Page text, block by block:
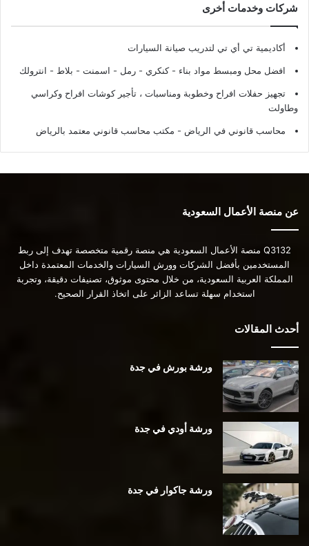
شركات وخدمات أخرى
أكاديمية تي أي تي لتدريب صيانة السيارات
افضل محل ومبسط مواد بناء - كنكري - رمل - اسمنت - بلاط - انترولك
تجهيز حفلات افراح وخطوبة ومناسبات ، تأجير كوشات افراح وكراسي
وطاولت
محاسب قانوني في الرياض - مكتب محاسب قانوني معتمد بالرياض
عن منصة الأعمال السعودية
Q3132 منصة الأعمال السعودية هي منصة رقمية متخصصة تهدف إلى ربط
المستخدمين بأفضل الشركات وورش السيارات والخدمات المعتمدة داخل
المملكة العربية السعودية، من خلال محتوى موثوق، تصنيفات دقيقة، وتجربة
استخدام سهلة تساعد الزائر على اتخاذ القرار الصحيح.
أحدث المقالات
ورشة بورش في جدة
ورشة أودي في جدة
ورشة جاكوار في جدة